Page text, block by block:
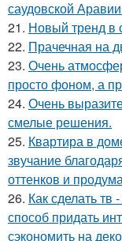
саудовской
21. Новый тренд в
22. Прачечная на
23. Очень
просто фоном, а
24. Очень
смелые решения.
25. Квартира в
звучание
оттенков и
26. Как сделать тв
способ придать
сэкономить на